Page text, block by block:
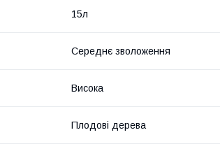
15л
Середнє зволоження
Висока
Плодові дерева